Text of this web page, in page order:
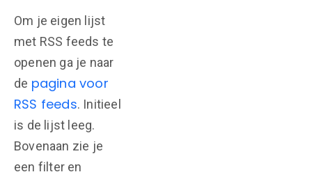
Om je eigen lijst
met RSS feeds te
openen ga je naar
de pagina voor
RSS feeds. Initieel
is de lijst leeg.
Bovenaan zie je
een filter en